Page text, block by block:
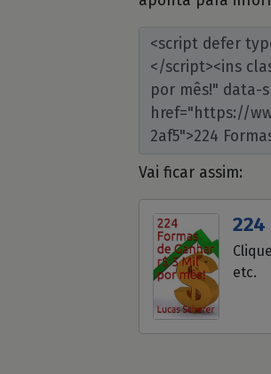
Vai ficar assim:
224
etc.